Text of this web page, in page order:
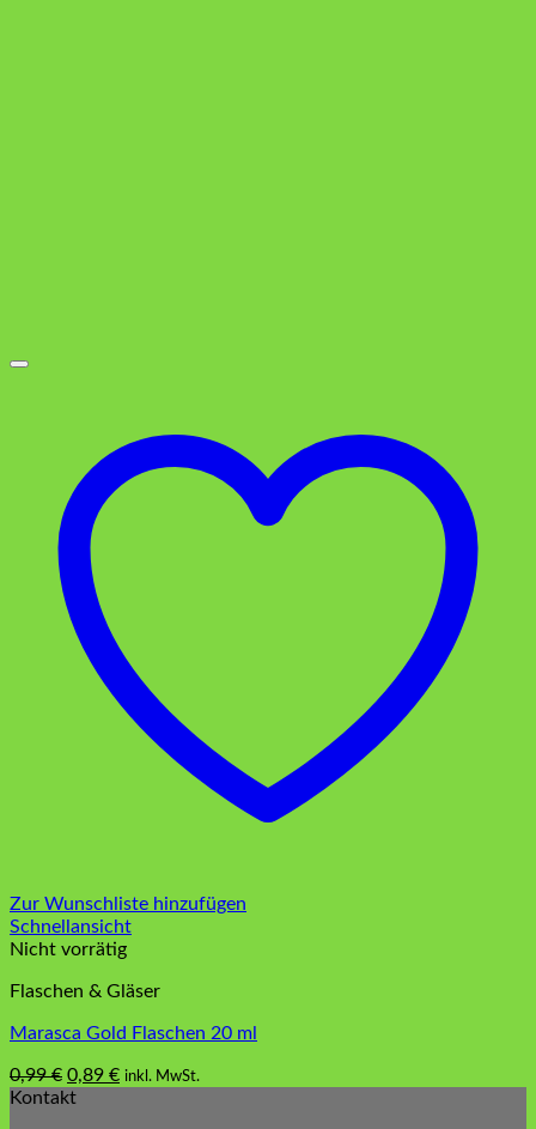
Zur Wunschliste hinzufügen
Schnellansicht
Nicht vorrätig
Flaschen & Gläser
Marasca Gold Flaschen 20 ml
0,99€ Ursprünglicher
Preis
0,89 €Aktueller
inkl. MwSt.
Kontakt